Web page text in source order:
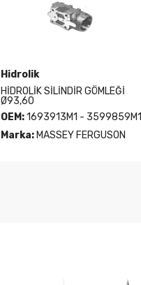
Hidrolik
HİDROLİK SİLİNDİR GÖMLEĞİ
Ø93,60
OEM:1693913M1 - 3599859M1
Marka:MASSEY FERGUSON